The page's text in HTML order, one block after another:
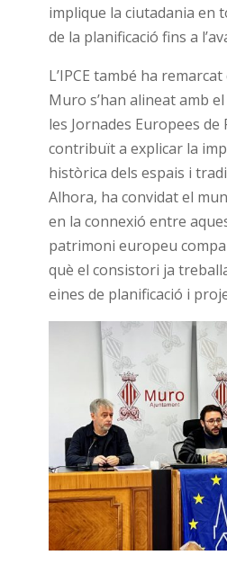
implique la ciutadania en
de la planificació fins a
L’IPCE també ha
Muro s’han alineat amb el
les Jornades Europees
contribuït a explicar la
històrica dels espais i
Alhora, ha convidat el
en la connexió entre
patrimoni europeu
què el consistori ja
eines de planificació i